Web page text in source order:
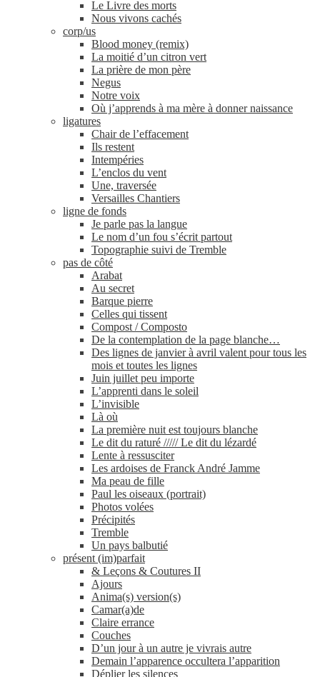
Le Livre des morts
Nous vivons cachés
corp/​us
Blood money (remix)
La moitié d’un citron vert
La prière de mon père
Negus
Notre voix
Où j’apprends à ma mère à donner naissance
ligatures
Chair de l’effacement
Ils restent
Intempéries
L’enclos du vent
Une, traversée
Versailles Chantiers
ligne de fonds
Je parle pas la langue
Le nom d’un fou s’écrit partout
Topographie suivi de Tremble
pas de côté
Arabat
Au secret
Barque pierre
Celles qui tissent
Compost / Composto
De la contemplation de la page blanche…
Des lignes de janvier à avril valent pour tous les
mois et toutes les lignes
Juin juillet peu importe
L’apprenti dans le soleil
L’invisible
Là où
La première nuit est toujours blanche
Le dit du raturé ///// Le dit du lézardé
Lente à ressusciter
Les ardoises de Franck André Jamme
Ma peau de fille
Paul les oiseaux (portrait)
Photos volées
Précipités
Tremble
Un pays balbutié
présent (im)parfait
& Leçons & Coutures II
Ajours
Anima(s) version(s)
Camar(a)de
Claire errance
Couches
D’un jour à un autre je vivrais autre
Demain l’apparence occultera l’apparition
Déplier les silences